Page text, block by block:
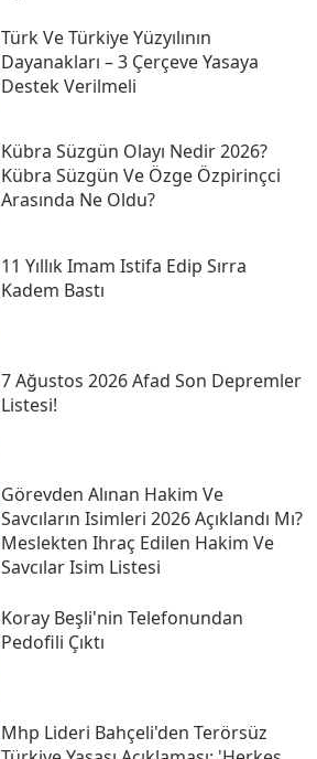
Türk Ve Türkiye Yüzyılının
Dayanakları – 3 Çerçeve Yasaya
Destek Verilmeli
Kübra Süzgün Olayı Nedir 2026?
Kübra Süzgün Ve Özge Özpirinçci
Arasında Ne Oldu?
11 Yıllık Imam Istifa Edip Sırra
Kadem Bastı
7 Ağustos 2026 Afad Son Depremler
Listesi!
Görevden Alınan Hakim Ve
Savcıların Isimleri 2026 Açıklandı Mı?
Meslekten Ihraç Edilen Hakim Ve
Savcılar Isim Listesi
Koray Beşli'nin Telefonundan
Pedofili Çıktı
Mhp Lideri Bahçeli'den Terörsüz